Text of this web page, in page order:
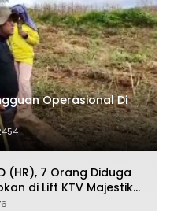
Operasional Di
(HR), 7 Orang Diduga
di Lift KTV Majestik
Kantor Hukum JAP